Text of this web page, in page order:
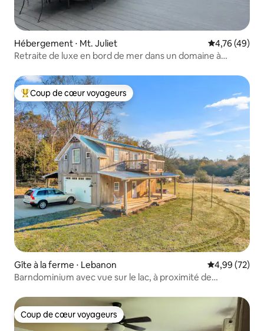
Hébergement ⋅ Mt. Juliet Évaluation
4,76 (49)
Retraite de luxe en bord de mer dans un domaine à
Coups de cœur voyageurs les plus appréciés
Coup de cœur voyageurs
Gîte à la ferme ⋅ Lebanon Évaluation
4,99 (72)
Barndominium avec vue sur le lac, à proximité de
Coup de cœur voyageurs
Coup de cœur voyageurs